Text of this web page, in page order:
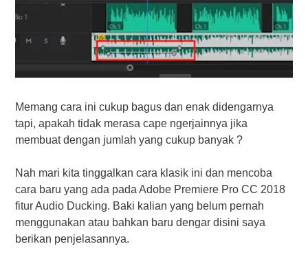
Memang cara ini cukup bagus dan enak didengarnya
tapi, apakah tidak merasa cape ngerjainnya jika
membuat dengan jumlah yang cukup banyak ?
Nah mari kita tinggalkan cara klasik ini dan mencoba
cara baru yang ada pada Adobe Premiere Pro CC 2018
fitur Audio Ducking. Baki kalian yang belum pernah
menggunakan atau bahkan baru dengar disini saya
berikan penjelasannya.